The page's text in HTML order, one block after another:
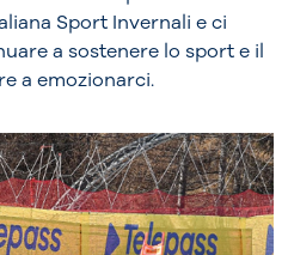
Sport Invernali e ci
a sostenere lo sport e il
a emozionarci.